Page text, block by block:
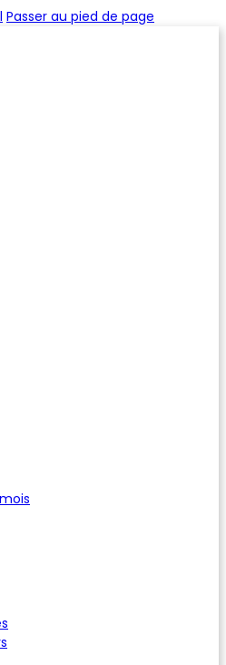
Passer au pied de page